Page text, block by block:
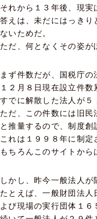
それから１３年後、現
答えは、未だにはっきり
ないためだ。
ただ、何となくその姿が
まず件数だが、国税庁の
１２月８日現在設立件
すでに解散した法人が５
ただ、この件数には旧
と推量するので、制度創
これは１９９８年に制
もちろんこのサイトか
しかし、昨今一般法人が
たとえば、一般財団法
よび現場の実行団体１６